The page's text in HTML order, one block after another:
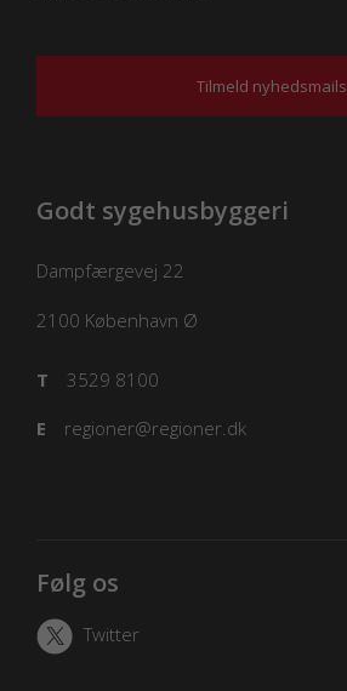
Tilmeld nyhedsmails
Godt sygehusbyggeri
Dampfærgevej 22
2100 København Ø
3529 8100
T
regioner@regioner.dk
E
Følg os
Twitter